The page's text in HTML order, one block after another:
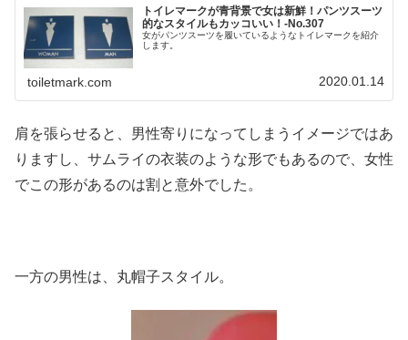
トイレマークが青背景で女は新鮮！パンツスーツ
的なスタイルもカッコいい！-No.307
女がパンツスーツを履いているようなトイレマークを紹介
します。
toiletmark.com 2020.01.14
肩を張らせると、男性寄りになってしまうイメージではあ
りますし、サムライの衣装のような形でもあるので、女性
でこの形があるのは割と意外でした。
一方の男性は、丸帽子スタイル。